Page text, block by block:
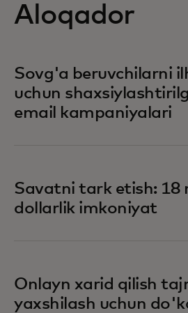
Aloqador
Sovg'a beruvchilarni
uchun
email kampaniyalari
Savatni tark etish: 18
dollarlik imkoniyat
Onlayn xarid qilish
yaxshilash uchun